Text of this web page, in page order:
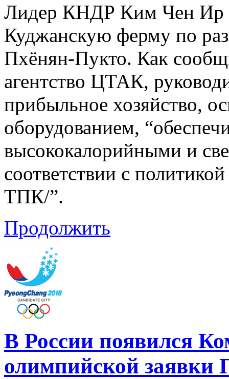
Лидер КНДР Ким Чен Ир
Куджанскую ферму по
Пхёнян-Пукто. Как
агентство ЦТАК,
прибыльное хозяйство,
оборудованием,
высококалорийными и
соответствии с
ТПК/”.
Продолжить
В России появился
олимпийской заявки